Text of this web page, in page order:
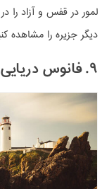
لمور در قفس و آزاد را
دیگر جزیره را مشاهده
۹. فانوس دریایی معدن کَپ